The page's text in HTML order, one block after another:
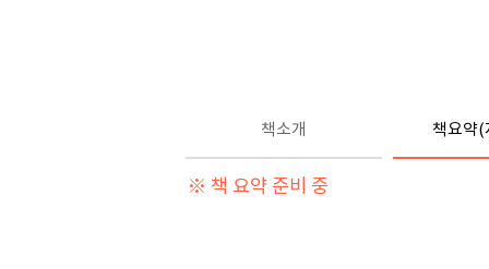
책소개 책요약(
※ 책 요약 준비 중